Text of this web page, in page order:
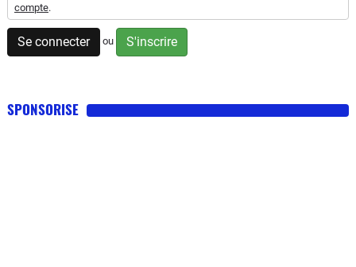
compte.
Se connecter ou S'inscrire
SPONSORISE